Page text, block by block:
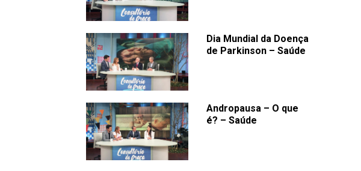
Dia Mundial da Doença
de Parkinson – Saúde
Andropausa – O que
é? – Saúde